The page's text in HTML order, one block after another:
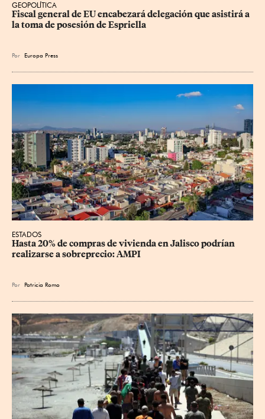
GEOPOLÍTICA
Fiscal general de EU encabezará delegación que asistirá a
la toma de posesión de Espriella
Por Europa Press
ESTADOS
Hasta 20% de compras de vivienda en Jalisco podrían
realizarse a sobreprecio: AMPI
Por Patricia Romo